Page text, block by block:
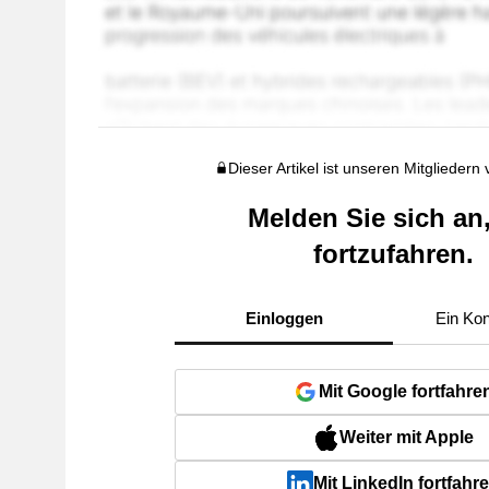
Dieser Artikel ist unseren Mitgliedern
Melden Sie sich
fortzufahren.
Einloggen Ein
Mit Google
Weiter mit Apple
Mit LinkedIn